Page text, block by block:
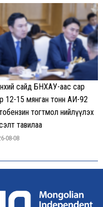
сайд БНХАУ-аас сар
12-15 мянган тонн АИ-92
тогтмол нийлүүлэх
тавилаа
08-08